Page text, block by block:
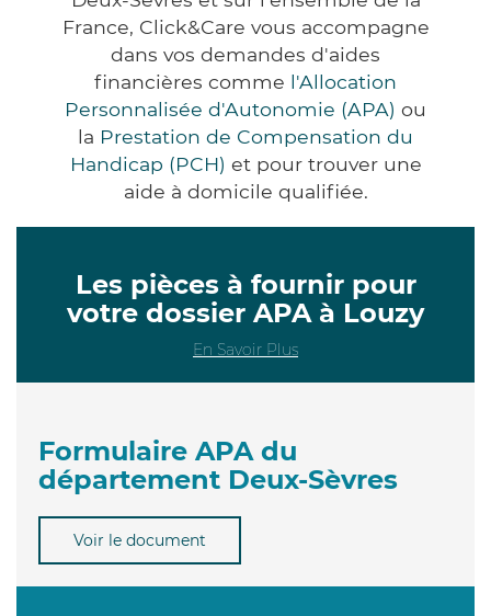
France, Click&Care vous accompagne
dans vos demandes d'aides
financières comme l'Allocation
Personnalisée d'Autonomie (APA) ou
la Prestation de Compensation du
Handicap (PCH) et pour trouver une
aide à domicile qualifiée.
Les pièces à fournir pour
votre dossier APA à Louzy
En Savoir Plus
Formulaire APA du
département Deux-Sèvres
Voir le document